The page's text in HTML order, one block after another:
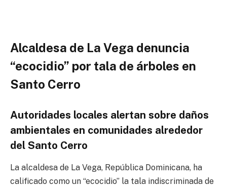
Alcaldesa de La Vega denuncia
“ecocidio” por tala de árboles en
Santo Cerro
Autoridades locales alertan sobre daños
ambientales en comunidades alrededor
del Santo Cerro
La alcaldesa de La Vega, República Dominicana, ha
calificado como un “ecocidio” la tala indiscriminada de